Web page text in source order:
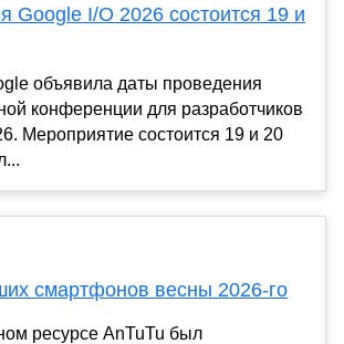
Google I/O 2026 состоится 19 и
объявила даты проведения
конференции для разработчиков
Мероприятие состоится 19 и 20
смартфонов весны 2026-го
ресурсе AnTuTu был